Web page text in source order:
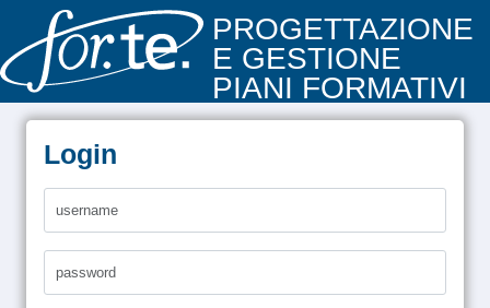
PROGETTAZIONE
E GESTIONE
PIANI FORMATIVI
Login